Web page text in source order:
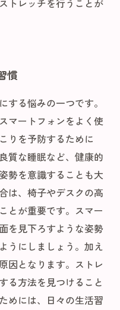
トレッチを行うことが
慣
する悩みの一つです。
マートフォンをよく使
りを予防するために
質な睡眠など、健康的
勢を意識することも大
は、椅子やデスクの高
とが重要です。スマー
を見下ろすような姿勢
うにしましょう。加え
因となります。ストレ
る方法を見つけること
めには、日々の生活習